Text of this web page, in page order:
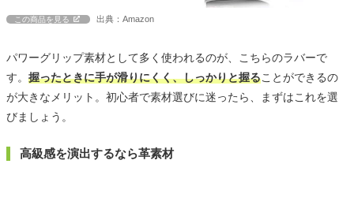
この商品を見る 出典：Amazon
パワーグリップ素材として多く使われるのが、こちらのラバーで
す。 握ったときに手が滑りにくく、しっかりと握ることができるの
が大きなメリット。初心者で素材選びに迷ったら、まずはこれを選
びましょう。
高級感を演出するなら革素材